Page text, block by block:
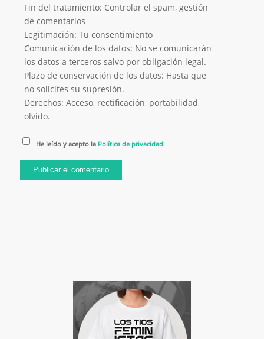
Fin del tratamiento: Controlar el spam, gestión
de comentarios
Legitimación: Tu consentimiento
Comunicación de los datos: No se comunicarán
los datos a terceros salvo por obligación legal.
Plazo de conservación de los datos: Hasta que
no solicites su supresión.
Derechos: Acceso, rectificación, portabilidad,
olvido.
He leído y acepto la Política de privacidad